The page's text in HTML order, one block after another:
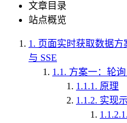
文章目录
站点概览
1. 页面实时获取数据方
与 SSE
1.1. 方案一：轮询
1.1.1. 原理
1.1.2. 实现
1.1.2.1.